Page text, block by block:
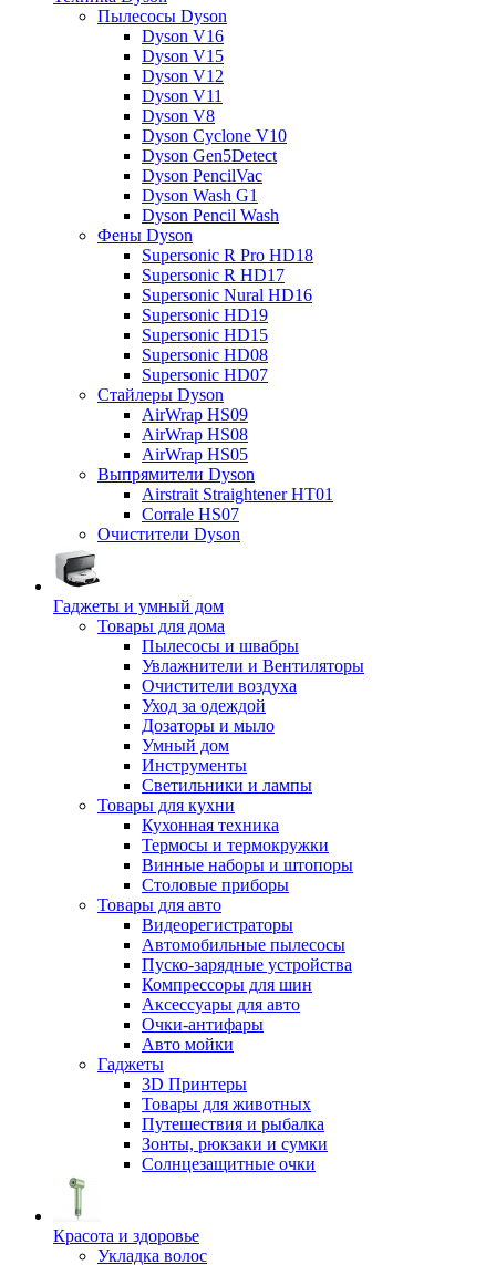
Пылесосы Dyson
Dyson V16
Dyson V15
Dyson V12
Dyson V11
Dyson V8
Dyson Cyclone V10
Dyson Gen5Detect
Dyson PencilVac
Dyson Wash G1
Dyson Pencil Wash
Фены Dyson
Supersonic R Pro HD18
Supersonic R HD17
Supersonic Nural HD16
Supersonic HD19
Supersonic HD15
Supersonic HD08
Supersonic HD07
Стайлеры Dyson
AirWrap HS09
AirWrap HS08
AirWrap HS05
Выпрямители Dyson
Airstrait Straightener HT01
Corrale HS07
Очистители Dyson
Гаджеты и умный дом
Товары для дома
Пылесосы и швабры
Увлажнители и Вентиляторы
Очистители воздуха
Уход за одеждой
Дозаторы и мыло
Умный дом
Инструменты
Светильники и лампы
Товары для кухни
Кухонная техника
Термосы и термокружки
Винные наборы и штопоры
Столовые приборы
Товары для авто
Видеорегистраторы
Автомобильные пылесосы
Пуско-зарядные устройства
Компрессоры для шин
Аксессуары для авто
Очки-антифары
Авто мойки
Гаджеты
3D Принтеры
Товары для животных
Путешествия и рыбалка
Зонты, рюкзаки и сумки
Солнцезащитные очки
Красота и здоровье
Укладка волос